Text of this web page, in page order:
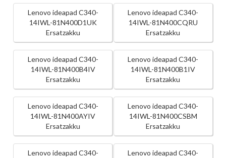
Lenovo ideapad C340-
14IWL-81N400D1UK
Ersatzakku
Lenovo ideapad C340-
14IWL-81N400CQRU
Ersatzakku
Lenovo ideapad C340-
14IWL-81N400B4IV
Ersatzakku
Lenovo ideapad C340-
14IWL-81N400B1IV
Ersatzakku
Lenovo ideapad C340-
14IWL-81N400AYIV
Ersatzakku
Lenovo ideapad C340-
14IWL-81N400CSBM
Ersatzakku
Lenovo ideapad C340-
Lenovo ideapad C340-